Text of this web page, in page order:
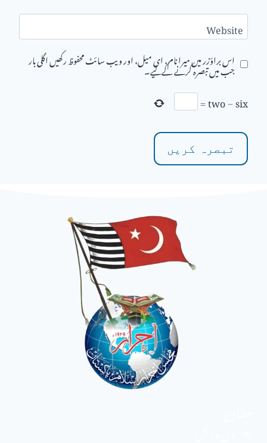
Website
اس براؤزر میں میرا نام، ای میل، اور ویب سائٹ محفوظ رکھیں اگلی بار
جب میں تبصرہ کرنے کےلیے۔
six
−
two
=